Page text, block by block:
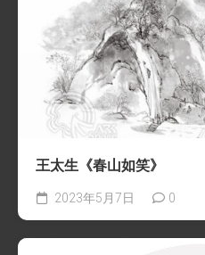
王太生《春山如笑》
2023年5月7日 0